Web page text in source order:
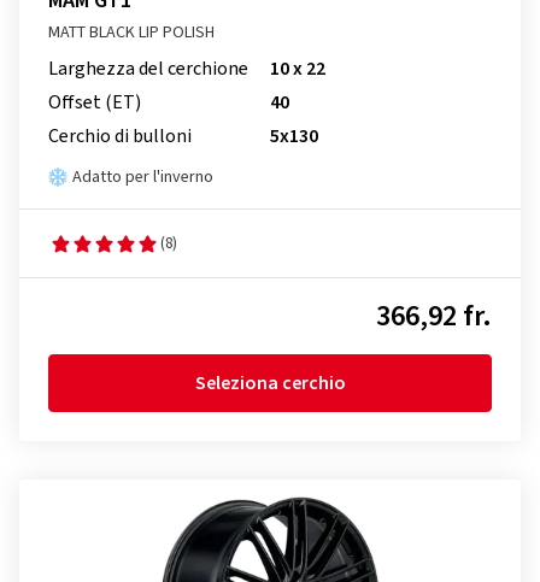
MATT BLACK LIP POLISH
Larghezza del cerchione
10 x 22
Offset (ET)
40
Cerchio di bulloni
5x130
Adatto per l'inverno
(8)
366,92 fr.
Seleziona cerchio